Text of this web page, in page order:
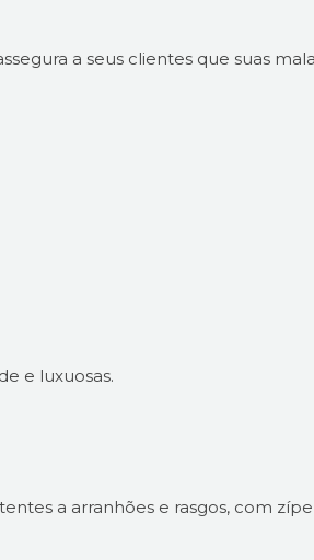
a seus clientes que suas
e luxuosas.
a arranhões e rasgos, com